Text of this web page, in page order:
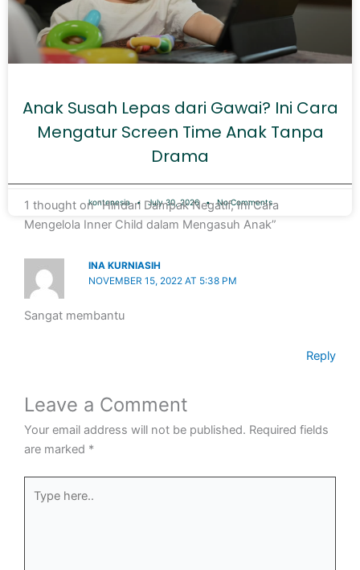
Anak Susah Lepas dari Gawai? Ini Cara
Mengatur Screen Time Anak Tanpa
Drama
kontenesia July 30, 2026 No Comments
1 thought on “Hindari Dampak Negatif, Ini Cara
Mengelola Inner Child dalam Mengasuh Anak”
INA KURNIASIH
NOVEMBER 15, 2022 AT 5:38 PM
Sangat membantu
Reply
Leave a Comment
Your email address will not be published. Required fields
are marked *
here..